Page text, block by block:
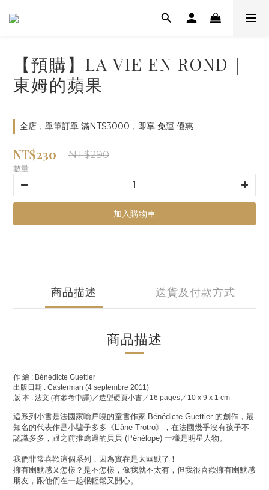
【預購】LA VIE EN ROND｜
東姆的蘋果
全店，單筆訂單 滿NT$3000，即享 免運 優惠
NT$230 NT$290
數量
加入購物車
商品描述 送貨及付款方式
商品描述
作 繪 : Bénédicte Guettier
出版日期 : Casterman (4 septembre 2011)
版 本 : 法文 (有參考中譯)／造型硬頁小書／ 16 pages／ 10 x 9 x 1 cm
這系列小書是法國家喻戶曉的童書作家 Bénédicte Guettier 的創作，最
知名的代表作是小驢子多多《 L’âne Trotro》，在法國幾乎沒有孩子不
認識多多，跟之前推薦過的貝貝 (Pénélope) 一樣是明星人物。
我們非常喜歡這個系列，因為實在是太幽默了！
擁有幽默感又怎樣？是不怎樣，像我就不太有，但我很喜歡擁有幽默感
朋友，跟他們在一起很輕鬆又開心。